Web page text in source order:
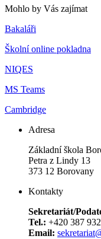
Mohlo by Vás zajímat
Bakaláři
Školní online pokladna
NIQES
MS Teams
Cambridge
Adresa
Základní škola
Petra z Lindy 13
373 12 Borovany
Kontakty
Sekretariát/
Tel.: +420 387 932
Email: